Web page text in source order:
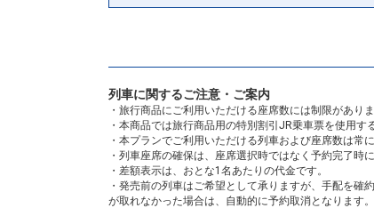
列車に関するご注意・ご案内
・旅行商品にご利用いただける座席数には制限があり
・本商品では旅行商品用の特別割引JR乗車票を使用
・本プランでご利用いただける列車および座席数は常
・列車座席の確保は、座席選択時ではなく予約完了時
・差額表示は、おとな1名あたりの代金です。
・発売前の列車はご希望として承りますが、手配を
が取れなかった場合は、自動的に予約取消となります